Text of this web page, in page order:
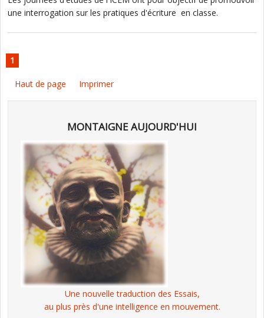
une interrogation sur les pratiques d'écriture en classe.
1
Haut de page Imprimer
MONTAIGNE AUJOURD'HUI
Une nouvelle traduction des Essais,
au plus près d'une intelligence en mouvement.